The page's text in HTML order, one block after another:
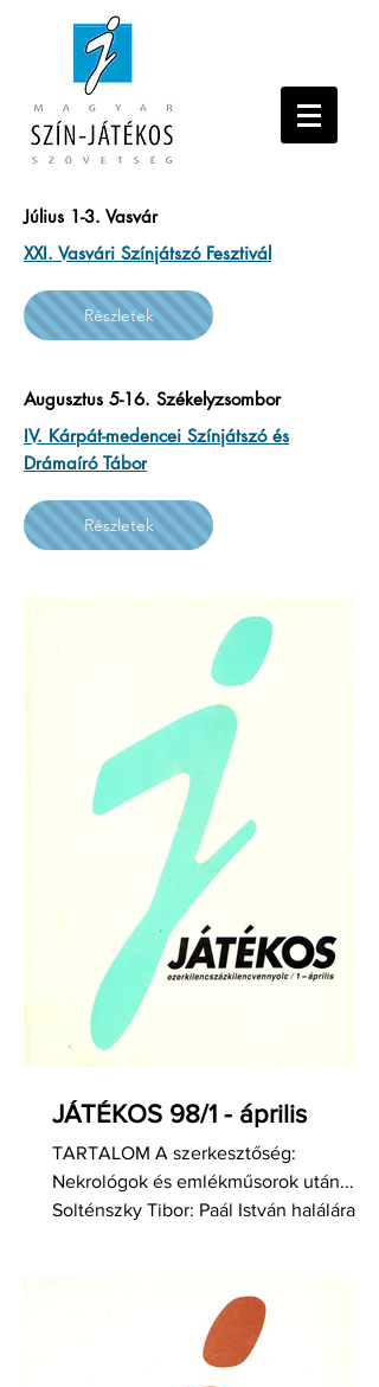
Július 1-3. Vasvár
XXI. Vasvári Színjátszó Fesztivál
Részletek
Augusztus 5-16. Székelyzsombor
IV. Kárpát-medencei Színjátszó és
Drámaíró Tábor
Részletek
JÁTÉKOS 98/1 - április
TARTALOM A szerkesztőség:
Nekrológok és emlékműsorok után...
Solténszky Tibor: Paál István halálára